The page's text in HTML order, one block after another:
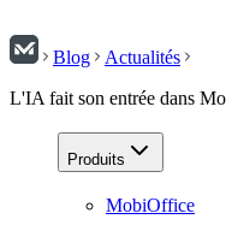
Blog
Actualités
L'IA fait son entrée dans
Produits
MobiOffice